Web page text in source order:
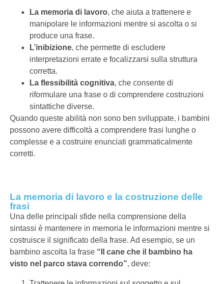
La memoria di lavoro, che aiuta a trattenere e
manipolare le informazioni mentre si ascolta o si
produce una frase.
L’inibizione, che permette di escludere
interpretazioni errate e focalizzarsi sulla struttura
corretta.
La flessibilità cognitiva, che consente di
riformulare una frase o di comprendere costruzioni
sintattiche diverse.
Quando queste abilità non sono ben sviluppate, i bambini
possono avere difficoltà a comprendere frasi lunghe o
complesse e a costruire enunciati grammaticalmente
corretti.
La memoria di lavoro e la costruzione delle
frasi
Una delle principali sfide nella comprensione della
sintassi è mantenere in memoria le informazioni mentre si
costruisce il significato della frase. Ad esempio, se un
bambino ascolta la frase “Il cane che il bambino ha
visto nel parco stava correndo”, deve: